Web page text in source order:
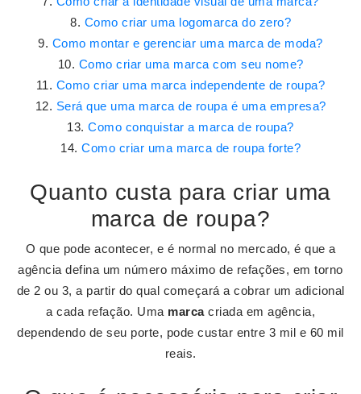
Como criar uma logomarca do zero?
Como montar e gerenciar uma marca de moda?
Como criar uma marca com seu nome?
Como criar uma marca independente de roupa?
Será que uma marca de roupa é uma empresa?
Como conquistar a marca de roupa?
Como criar uma marca de roupa forte?
Quanto custa para criar uma
marca de roupa?
O que pode acontecer, e é normal no mercado, é que a
agência defina um número máximo de refações, em torno
de 2 ou 3, a partir do qual começará a cobrar um adicional
a cada refação. Uma marcacriada em agência,
dependendo de seu porte, pode custar entre 3 mil e 60 mil
reais.